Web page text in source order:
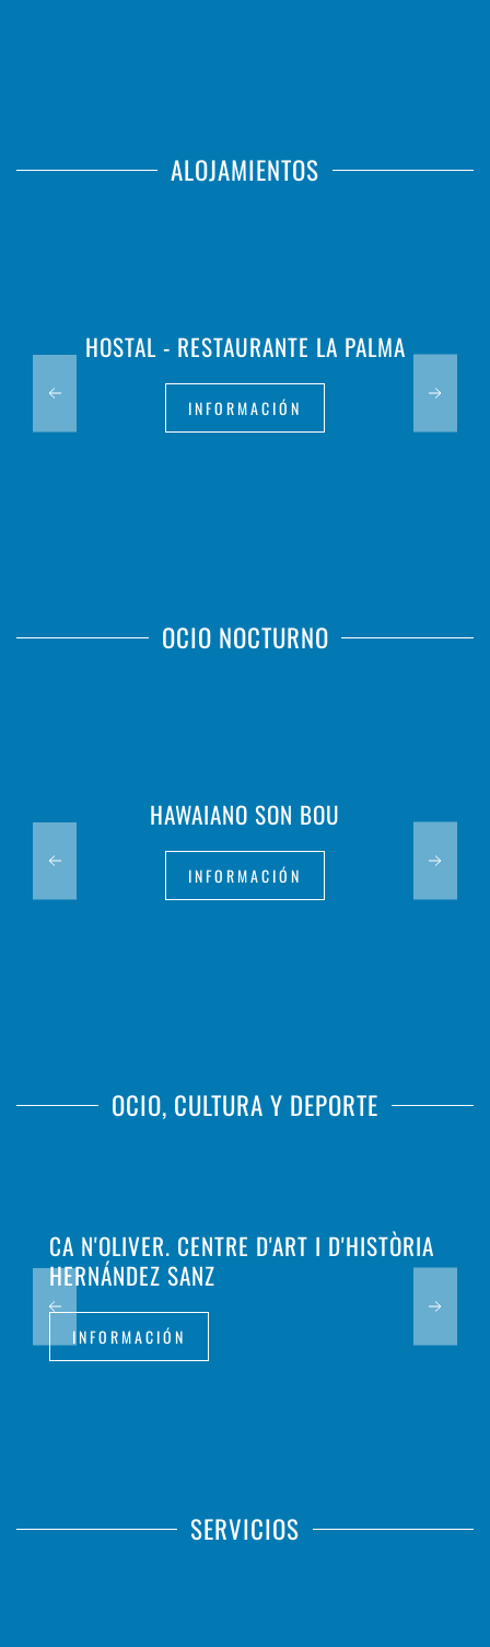
ALOJAMIENTOS
HOSTAL - RESTAURANTE LA PALMA
INFORMACIÓN
OCIO NOCTURNO
HAWAIANO SON BOU
INFORMACIÓN
OCIO, CULTURA Y DEPORTE
CA N'OLIVER. CENTRE D'ART I D'HISTÒRIA
HERNÁNDEZ SANZ
INFORMACIÓN
SERVICIOS